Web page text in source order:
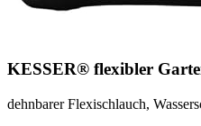
KESSER® flexibler
dehnbarer Flexischlauch,